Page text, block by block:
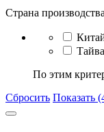
Страна производства
По этим
Сбросить Показать